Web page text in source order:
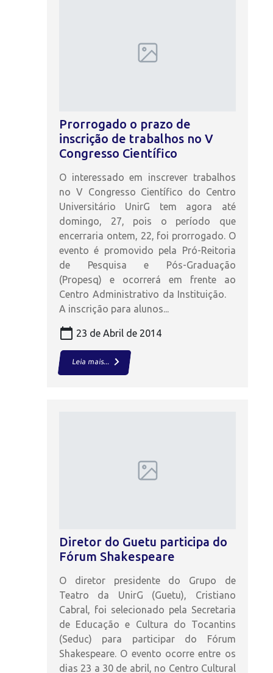
Prorrogado o prazo de
inscrição de trabalhos no V
Congresso Científico
O interessado em inscrever trabalhos
no V Congresso Científico do Centro
Universitário UnirG tem agora até
domingo, 27, pois o período que
encerraria ontem, 22, foi prorrogado. O
evento é promovido pela Pró-Reitoria
de Pesquisa e Pós-Graduação
(Propesq) e ocorrerá em frente ao
Centro Administrativo da Instituição.
A inscrição para alunos...
calendar_today 23 de Abril de 2014
Leia mais...keyboard_arrow_right
Diretor do Guetu participa do
Fórum Shakespeare
O diretor presidente do Grupo de
Teatro da UnirG (Guetu), Cristiano
Cabral, foi selecionado pela Secretaria
de Educação e Cultura do Tocantins
(Seduc) para participar do Fórum
Shakespeare. O evento ocorre entre os
dias 23 a 30 de abril, no Centro Cultural